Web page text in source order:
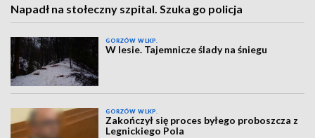
Napadł na stołeczny szpital. Szuka go policja
GORZÓW WLKP.
W lesie. Tajemnicze ślady na śniegu
GORZÓW WLKP.
Zakończył się proces byłego proboszcza z
Legnickiego Pola